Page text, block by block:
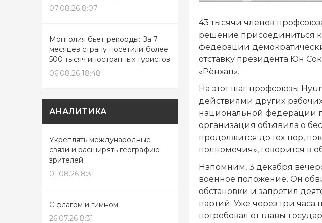
07.08.26 8:07
Монголия бьет рекорды: За 7
месяцев страну посетили более
500 тысяч иностранных туристов
06.08.26 18:48
АНАЛИТИКА
Укреплять международные
связи и расширять географию
зрителей
01.08.26 8:31
С флагом и гимном
26.07.26 8:31
43 тысячи членов
решение присоединиться
федерации
отставку президента Юн
«Рёнхап».
На этот шаг профсоюзы
действиями других
национальной федерации
организация объявила о
продолжится до тех пор,
полномочия», говорится в
Напомним, 3 декабря
военное положение. Он
обстановки и запретил
партий. Уже через три часа
потребовал от главы